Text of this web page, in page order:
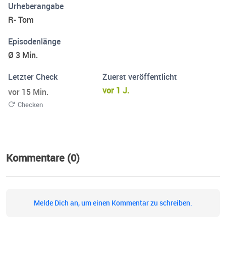
Urheberangabe
R- Tom
Episodenlänge
Ø 3 Min.
Letzter Check
vor 15 Min.
Checken
Zuerst veröffentlicht
vor 1 J.
Kommentare (0)
Melde Dich an, um einen Kommentar zu schreiben.